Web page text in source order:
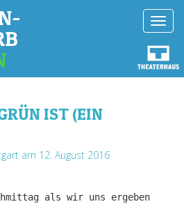
IST (EIN
am 12. August 2016
als wir uns ergeben